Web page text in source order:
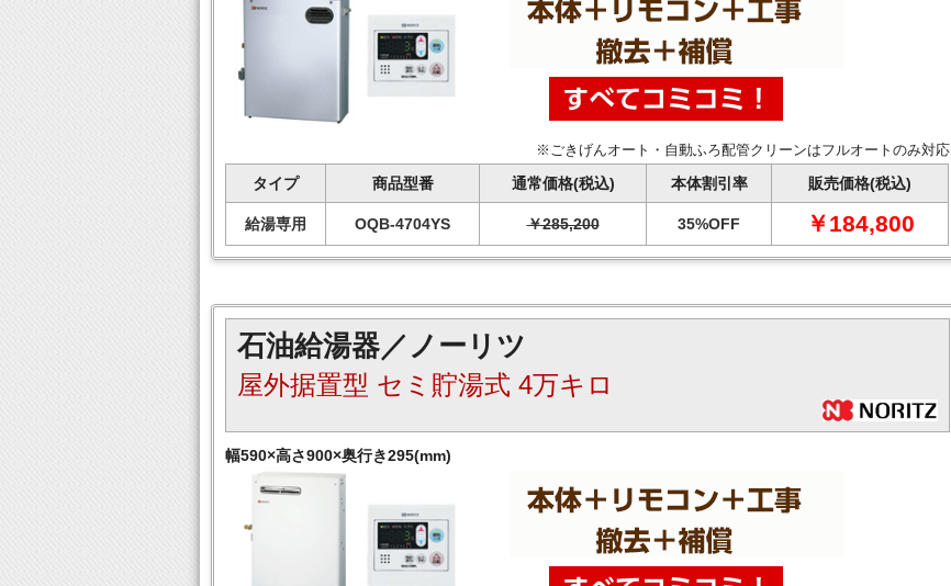
※ごきげんオート・自動ふろ配管クリーンはフルオートのみ対応
タイプ 商品型番 通常価格(税込) 本体割引率 販売価格(税込)
給湯専用 OQB-4704YS ￥285,200 35%OFF ￥184,800
石油給湯器／ノーリツ
屋外据置型 セミ貯湯式 4万キロ
幅590×高さ900×奥行き295(mm)